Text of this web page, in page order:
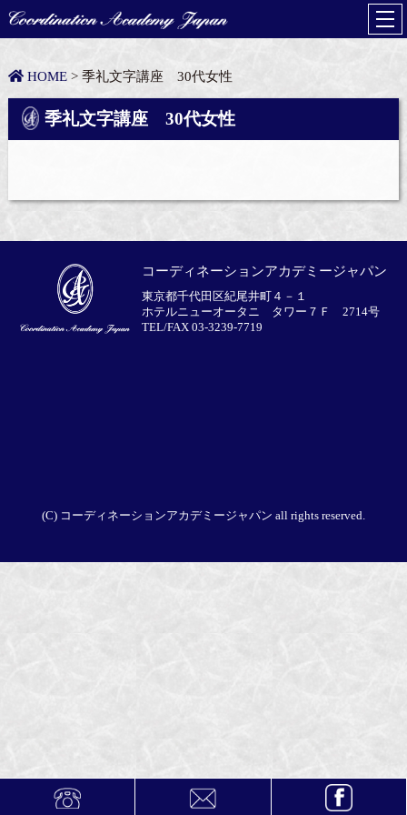
HOME> 季礼文字講座 30代女性
季礼文字講座 30代女性
コーディネーションアカデミージャパン
東京都千代田区紀尾井町４－１
ホテルニューオータニ タワー７Ｆ 2714号
TEL/FAX 03-3239-7719
(C) コーディネーションアカデミージャパン all rights reserved.